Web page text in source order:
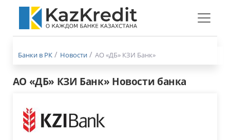
Меню
Банки в РК Новости АО «ДБ» КЗИ Банк»
АО «ДБ» КЗИ Банк» Новости банка